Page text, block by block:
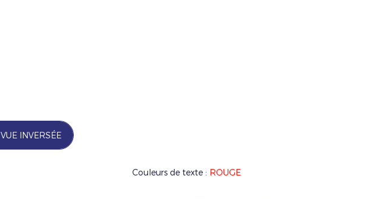
VUE INVERSÉE
Couleurs de texte : ROUGE